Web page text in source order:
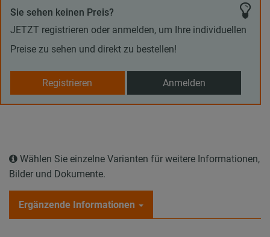
Sie sehen keinen Preis?
JETZT registrieren oder anmelden, um Ihre individuellen
Preise zu sehen und direkt zu bestellen!
Registrieren Anmelden
Wählen Sie einzelne Varianten für weitere Informationen,
Bilder und Dokumente.
Ergänzende Informationen